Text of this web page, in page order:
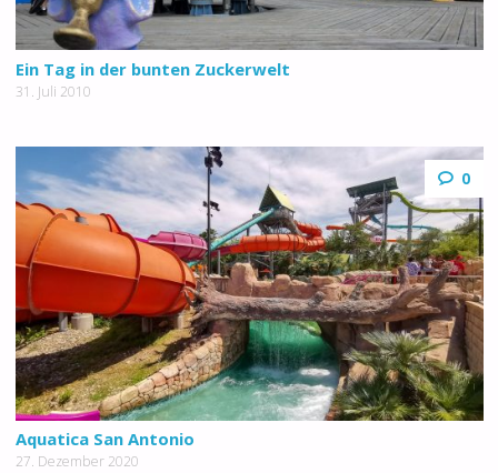
Ein Tag in der bunten Zuckerwelt
31. Juli 2010
0
Aquatica San Antonio
27. Dezember 2020